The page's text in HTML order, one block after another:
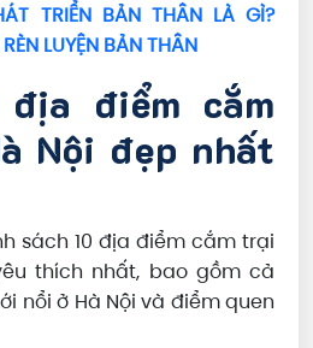
TRIỂN BẢN THÂN LÀ GÌ?
LUYỆN BẢN THÂN
điểm cắm
Nội đẹp nhất
sách 10 địa điểm cắm trại
thích nhất, bao gồm cả
nổi ở Hà Nội và điểm quen